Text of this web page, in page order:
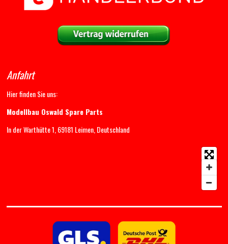
Anfahrt
Hier finden Sie uns:
Modellbau Oswald Spare Parts
In der Warthütte 1, 69181 Leimen, Deutschland